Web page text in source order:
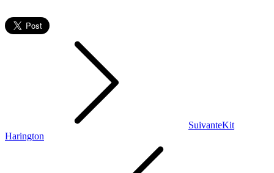
SuivanteKit
Harington